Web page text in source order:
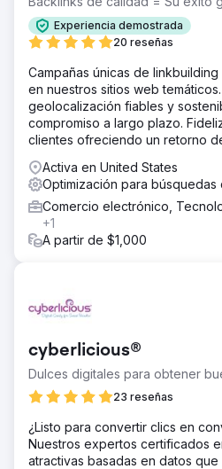
Experiencia demostrada
20 reseñas
Campañas únicas de
en nuestros sitios web
geolocalización fiables y
compromiso a largo plazo.
clientes ofreciendo un retorno
Activa en United States
Optimización para búsquedas
Comercio electrónico,
+1
A partir de $1,000
cyberlicious®
Dulces digitales para obtener
23 reseñas
¿Listo para convertir clics en
Nuestros expertos certificados
atractivas basadas en datos que